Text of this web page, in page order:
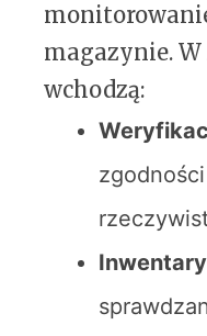
magazynie.
wchodzą: